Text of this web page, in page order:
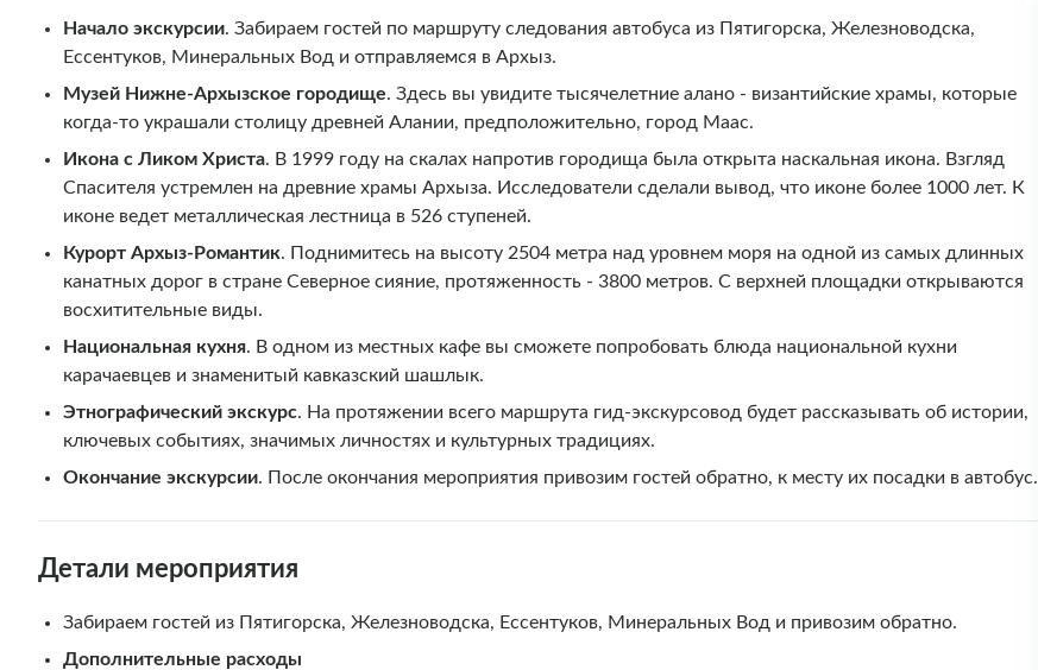
Начало экскурсии. Забираем гостей по маршруту следования автобуса из Пятигорска, Железноводска,
Ессентуков, Минеральных Вод и отправляемся в Архыз.
Музей Нижне-Архызское городище. Здесь вы увидите тысячелетние алано - византийские храмы, которые
когда-то украшали столицу древней Алании, предположительно, город Маас.
Икона с Ликом Христа. В 1999 году на скалах напротив городища была открыта наскальная икона. Взгляд
Спасителя устремлен на древние храмы Архыза. Исследователи сделали вывод, что иконе более 1000 лет. К
иконе ведет металлическая лестница в 526 ступеней.
Курорт Архыз-Романтик. Поднимитесь на высоту 2504 метра над уровнем моря на одной из самых длинных
канатных дорог в стране Северное сияние, протяженность - 3800 метров. С верхней площадки открываются
восхитительные виды.
Национальная кухня. В одном из местных кафе вы сможете попробовать блюда национальной кухни
карачаевцев и знаменитый кавказский шашлык.
Этнографический экскурс. На протяжении всего маршрута гид-экскурсовод будет рассказывать об истории,
ключевых событиях, значимых личностях и культурных традициях.
Окончание экскурсии. После окончания мероприятия привозим гостей обратно, к месту их посадки в автобус.
Детали мероприятия
Забираем гостей из Пятигорска, Железноводска, Ессентуков, Минеральных Вод и привозим обратно.
Дополнительные расходы